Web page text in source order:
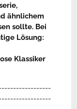
ähnlichem
sollte. Bei
Lösung:
Klassiker